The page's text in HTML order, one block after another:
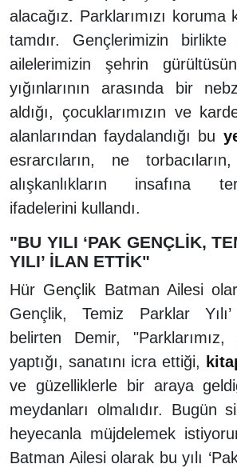
alacağız. Parklarımızı koruma
tamdır. Gençlerimizin
ailelerimizin şehrin
yığınlarının arasında bir
aldığı, çocuklarımızın ve
alanlarından faydalandığı bu
esrarcıların, ne
alışkanlıkların insafına
ifadelerini kullandı.
"BU YILI ‘PAK GENÇLİK,
YILI’ İLAN ETTİK"
Hür Gençlik Batman Ailesi
Gençlik, Temiz Parklar
belirten Demir, "Parklarımız,
yaptığı, sanatını icra ettiği,
ve güzelliklerle bir araya
meydanları olmalıdır. Bugün
heyecanla müjdelemek
Batman Ailesi olarak bu yılı